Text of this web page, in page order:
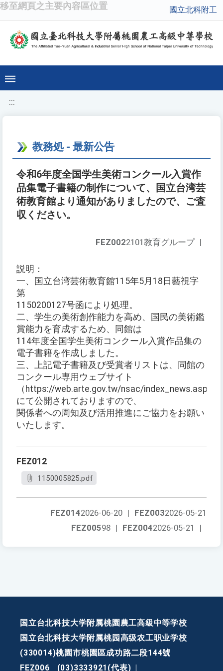
移至網頁之主要內容區位置 國立北科附工
:::
教務処 - 最新公告
令和6年度全国学生美術コンクール入賞作
品集電子書籍の制作について、国立台湾芸
術教育館より通知がありましたので、ご査
収ください。
FEZ0022101教育グループ |
説明：
一、国立台湾芸術教育館115年5月18日藝視字
第
1150200127号函により処理。
二、学生の美術創作能力を高め、国民の美術鑑
賞能力を育成するため、同館は
114年度全国学生美術コンクール入賞作品集の
電子書籍を作成しました。
三、上記電子書籍及び受賞者リストは、同館の
コンクール専用ウェブサイト
（https://web.arte.gov.tw/nsac/index_news.aspx）
にて公開されておりますので、
関係者への周知及び活用推進にご協力をお願い
いたします。
FEZ012
1150005825.pdf
FEZ0032026-05-21
FEZ0142026-06-20 |
FEZ0042026-05-21 |
FEZ00598 |
国立台北科技大学附属桃園農工高級中等学校
国立台北科技大学附属桃园高级农工职业学校
(330014)桃園市桃園區成功路二段144號
FEZ006
(03)3333921(代表)